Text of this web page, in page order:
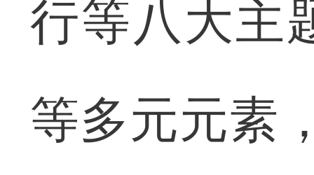
行等八大主
等多元元素